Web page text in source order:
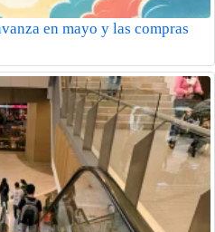
en mayo y las compras